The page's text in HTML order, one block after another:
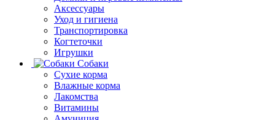
Аксессуары
Уход и гигиена
Транспортировка
Когтеточки
Игрушки
Собаки
Сухие корма
Влажные корма
Лакомства
Витамины